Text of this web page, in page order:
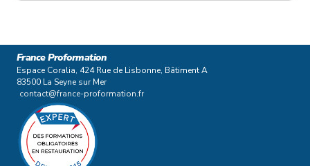
France Proformation
Espace Coralia, 424 Rue de Lisbonne, Bâtiment A
83500 La Seyne sur Mer
contact@france-proformation.fr